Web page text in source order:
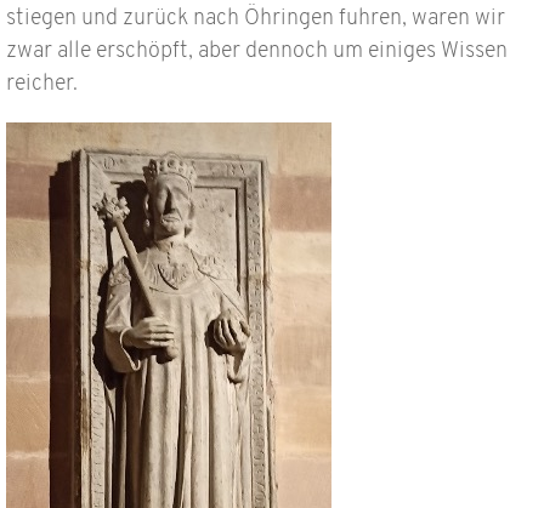
stiegen und zurück nach Öhringen fuhren, waren wir
zwar alle erschöpft, aber dennoch um einiges Wissen
reicher.